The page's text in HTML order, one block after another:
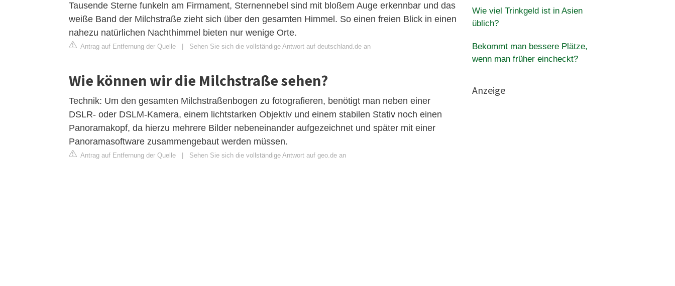
Tausende Sterne funkeln am Firmament, Sternennebel sind mit bloßem Auge erkennbar und das
weiße Band der Milchstraße zieht sich über den gesamten Himmel. So einen freien Blick in einen
nahezu natürlichen Nachthimmel bieten nur wenige Orte.
Antrag auf Entfernung der Quelle Sehen Sie sich die vollständige Antwort auf deutschland.de an
Wie können wir die Milchstraße sehen?
Technik: Um den gesamten Milchstraßenbogen zu fotografieren, benötigt man neben einer
DSLR- oder DSLM-Kamera, einem lichtstarken Objektiv und einem stabilen Stativ noch einen
Panoramakopf, da hierzu mehrere Bilder nebeneinander aufgezeichnet und später mit einer
Panoramasoftware zusammengebaut werden müssen.
Antrag auf Entfernung der Quelle Sehen Sie sich die vollständige Antwort auf geo.de an
Wie viel Trinkgeld ist in Asien
üblich?
Bekommt man bessere Plätze,
wenn man früher eincheckt?
Anzeige